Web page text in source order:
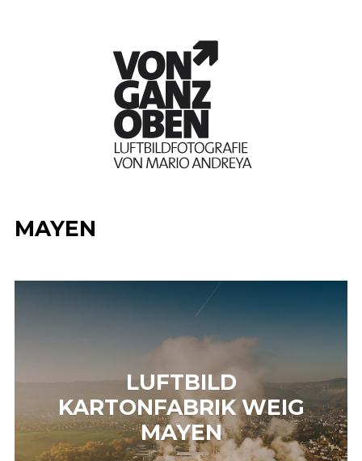
MAYEN
LUFTBILD
KARTONFABRIK WEIG
MAYEN